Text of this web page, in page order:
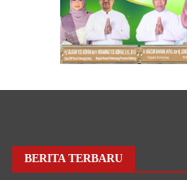
BERITA TERBARU